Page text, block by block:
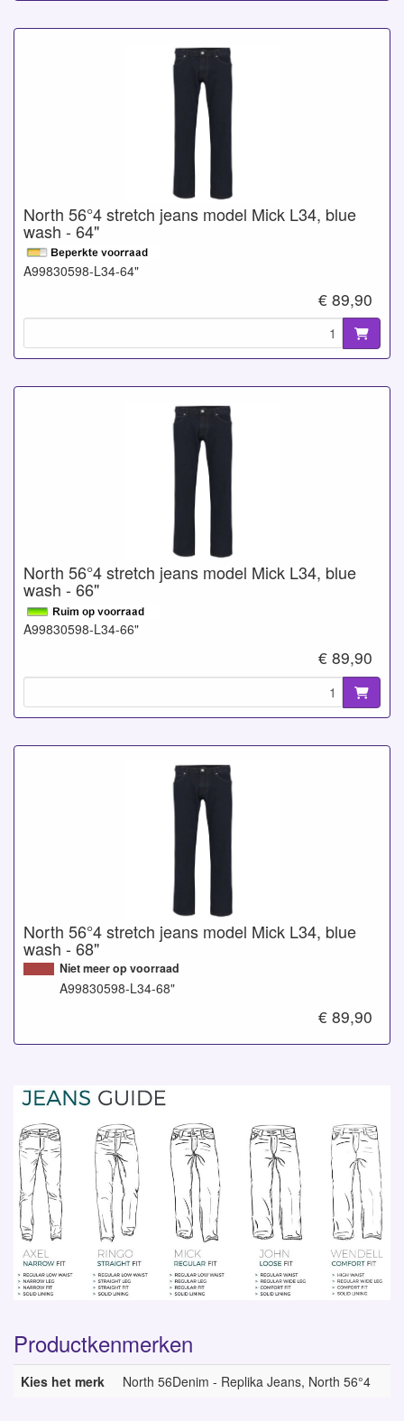
North 56°4 stretch jeans model Mick L34, blue
wash - 64"
A99830598-L34-64"
€ 89,90
North 56°4 stretch jeans model Mick L34, blue
wash - 66"
A99830598-L34-66"
€ 89,90
North 56°4 stretch jeans model Mick L34, blue
wash - 68"
Niet meer op voorraad
A99830598-L34-68"
€ 89,90
Productkenmerken
Kies het merk North 56Denim - Replika Jeans, North 56°4